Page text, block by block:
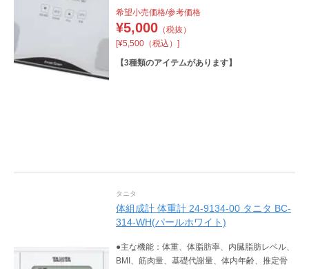
希望小売価格/参考価格
¥5,000（税抜）
[¥5,500（税込）]
【3種類のアイテムがあります】
タニタ
体組成計 体重計 24-9134-00 タニタ BC-
314-WH(パールホワイト)
●主な機能：体重、体脂肪率、内臓脂肪レベル、
BMI、筋肉量、基礎代謝量、体内年齢、推定骨